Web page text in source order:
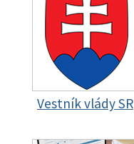
Vestník vlády SR